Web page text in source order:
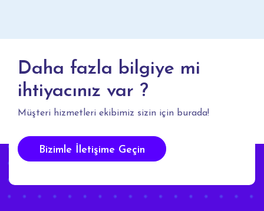
Daha fazla bilgiye mi
ihtiyacınız var ?
Müşteri hizmetleri ekibimiz sizin için burada!
Bizimle İletişime Geçin